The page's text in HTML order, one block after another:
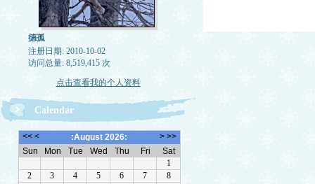
德孤
注册日期: 2010-10-02
访问总量: 8,519,415 次
点击查看我的个人资料
Calendar